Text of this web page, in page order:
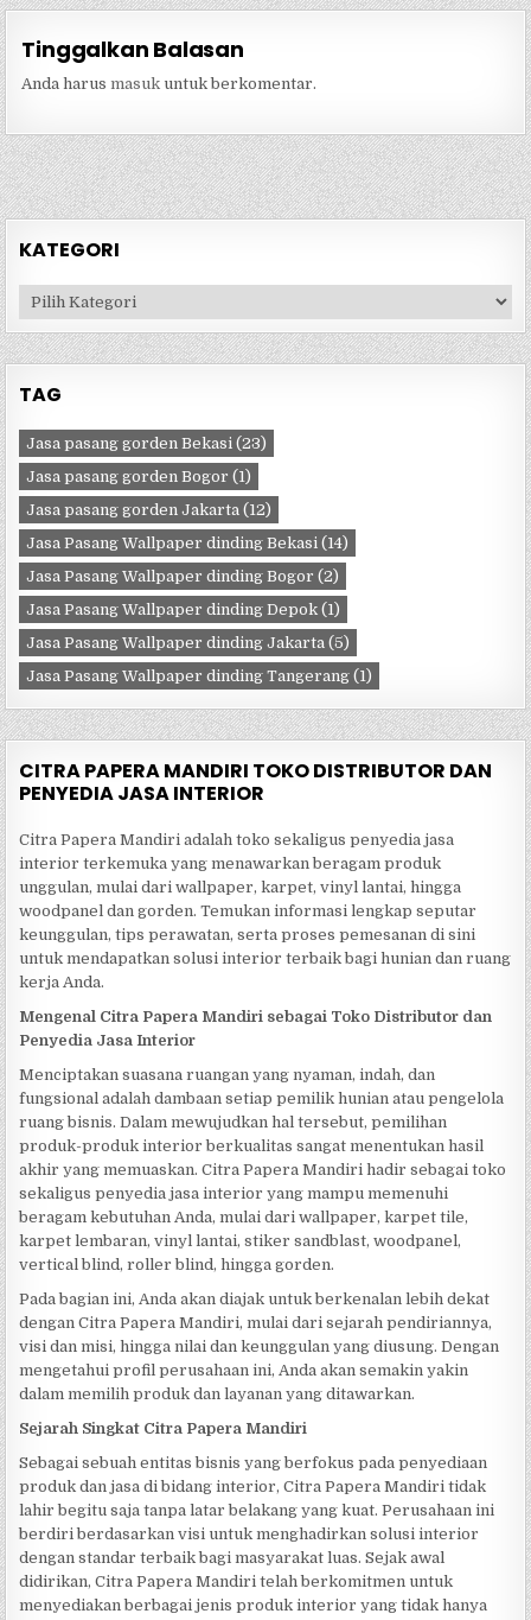
Tinggalkan Balasan
Anda harus masuk untuk berkomentar.
KATEGORI
Kategori
TAG
Jasa pasang gorden Bekasi (23)
Jasa pasang gorden Bogor (1)
Jasa pasang gorden Jakarta (12)
Jasa Pasang Wallpaper dinding Bekasi (14)
Jasa Pasang Wallpaper dinding Bogor (2)
Jasa Pasang Wallpaper dinding Depok (1)
Jasa Pasang Wallpaper dinding Jakarta (5)
Jasa Pasang Wallpaper dinding Tangerang (1)
CITRA PAPERA MANDIRI TOKO DISTRIBUTOR DAN
PENYEDIA JASA INTERIOR
Citra Papera Mandiri adalah toko sekaligus penyedia jasa
interior terkemuka yang menawarkan beragam produk
unggulan, mulai dari wallpaper, karpet, vinyl lantai, hingga
woodpanel dan gorden. Temukan informasi lengkap seputar
keunggulan, tips perawatan, serta proses pemesanan di sini
untuk mendapatkan solusi interior terbaik bagi hunian dan ruang
kerja Anda.
Mengenal Citra Papera Mandiri sebagai Toko Distributor dan
Penyedia Jasa Interior
Menciptakan suasana ruangan yang nyaman, indah, dan
fungsional adalah dambaan setiap pemilik hunian atau pengelola
ruang bisnis. Dalam mewujudkan hal tersebut, pemilihan
produk-produk interior berkualitas sangat menentukan hasil
akhir yang memuaskan. Citra Papera Mandiri hadir sebagai toko
sekaligus penyedia jasa interior yang mampu memenuhi
beragam kebutuhan Anda, mulai dari wallpaper, karpet tile,
karpet lembaran, vinyl lantai, stiker sandblast, woodpanel,
vertical blind, roller blind, hingga gorden.
Pada bagian ini, Anda akan diajak untuk berkenalan lebih dekat
dengan Citra Papera Mandiri, mulai dari sejarah pendiriannya,
visi dan misi, hingga nilai dan keunggulan yang diusung. Dengan
mengetahui profil perusahaan ini, Anda akan semakin yakin
dalam memilih produk dan layanan yang ditawarkan.
Sejarah Singkat Citra Papera Mandiri
Sebagai sebuah entitas bisnis yang berfokus pada penyediaan
produk dan jasa di bidang interior, Citra Papera Mandiri tidak
lahir begitu saja tanpa latar belakang yang kuat. Perusahaan ini
berdiri berdasarkan visi untuk menghadirkan solusi interior
dengan standar terbaik bagi masyarakat luas. Sejak awal
didirikan, Citra Papera Mandiri telah berkomitmen untuk
menyediakan berbagai jenis produk interior yang tidak hanya